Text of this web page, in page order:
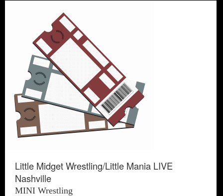
Little Midget Wrestling/Little Mania LIVE
Nashville
MINI Wrestling